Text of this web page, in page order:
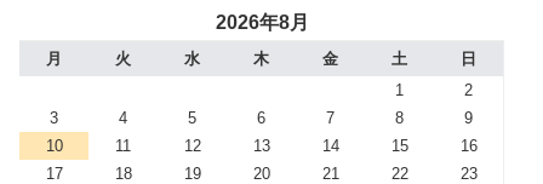
2026年8月
月 火 水 木 金 土
日
1
2
3
4 5 6 7 8
9
10
11 12 13 14 15
16
17
18 19 20 21 22
23